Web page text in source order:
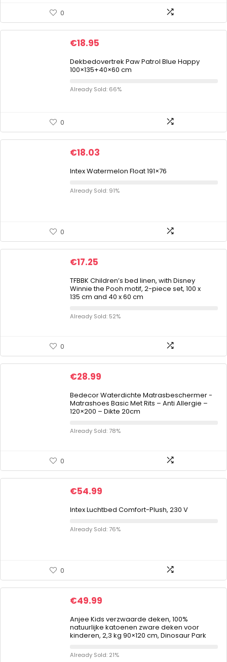
0
€18.95
Dekbedovertrek Paw Patrol Blue Happy
100×135+40×60 cm
Already Sold: 66%
0
€18.03
Intex Watermelon Float 191×76
Already Sold: 91%
0
€17.25
TFBBK Children’s bed linen, with Disney
Winnie the Pooh motif, 2-piece set, 100 x
135 cm and 40 x 60 cm
Already Sold: 52%
0
€28.99
Bedecor Waterdichte Matrasbeschermer -
Matrashoes Basic Met Rits – Anti Allergie –
120×200 – Dikte 20cm
Already Sold: 78%
0
€54.99
Intex Luchtbed Comfort-Plush, 230 V
Already Sold: 76%
0
€49.99
Anjee Kids verzwaarde deken, 100%
natuurlijke katoenen zware deken voor
kinderen, 2,3 kg 90×120 cm, Dinosaur Park
Already Sold: 21%